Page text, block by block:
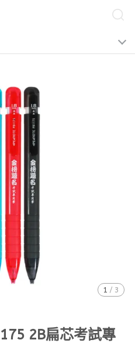
1 / 3
2B扁芯考試專